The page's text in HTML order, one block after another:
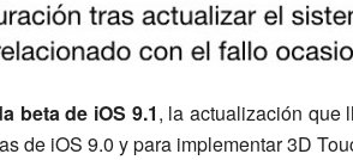
beta de iOS 9.1, la actualización que
de iOS 9.0 y para implementar 3D